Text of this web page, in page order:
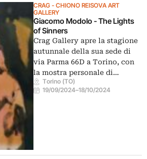
CRAG - CHIONO REISOVA ART
GALLERY
Giacomo Modolo - The Lights
of Sinners
Crag Gallery apre la stagione
autunnale della sua sede di
via Parma 66D a Torino, con
la mostra personale di…
Torino (TO)
19/09/2024–18/10/2024